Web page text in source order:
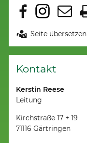
Seite übersetzen
Kontakt
Kerstin Reese
Leitung
Kirchstraße 17 + 19
71116 Gärtringen